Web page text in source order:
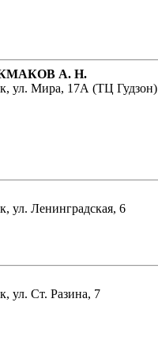
А. Н.
ул. Мира, 17А (ТЦ Гудзон)
ул. Ленинградская, 6
ул. Ст. Разина, 7